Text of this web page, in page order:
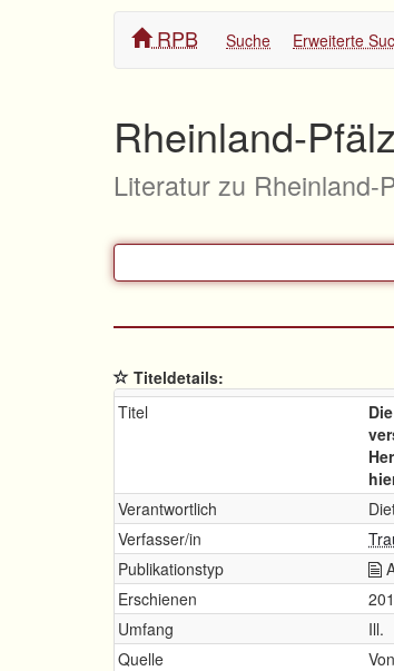
RPB Suche Erweiterte
Rheinland-
Literatur zu Rheinland-
Titeldetails:
Titel
Verantwortlich
Verfasser/in
Publikationstyp
Erschienen
Umfang
Ill.
Quelle